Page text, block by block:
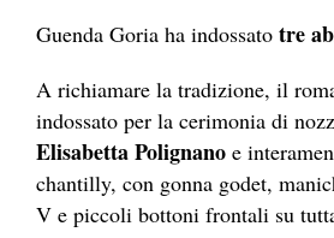
Guenda Goria ha indossato tre
A richiamare la tradizione, il
indossato per la cerimonia di
Elisabetta Polignano e
chantilly, con gonna godet,
V e piccoli bottoni frontali su